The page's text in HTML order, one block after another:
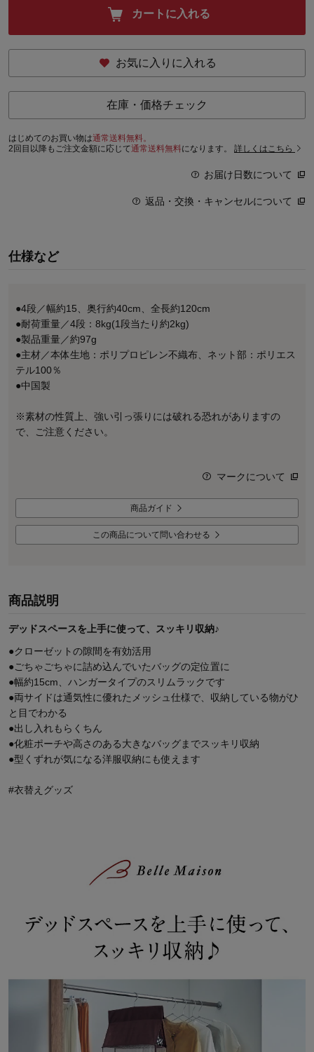
カートに入れる
お気に入りに入れる
在庫・価格チェック
はじめてのお買い物は通常送料無料。
2回目以降もご注文金額に応じて通常送料無料になります。 詳しくはこちら
お届け日数について
返品・交換・キャンセルについて
仕様など
●4段／幅約15、奥行約40cm、全長約120cm
●耐荷重量／4段：8kg(1段当たり約2kg)
●製品重量／約97g
●主材／本体生地：ポリプロピレン不織布、ネット部：ポリエス
テル100％
●中国製
※素材の性質上、強い引っ張りには破れる恐れがありますの
で、ご注意ください。
マークについて
商品ガイド
この商品について問い合わせる
商品説明
デッドスペースを上手に使って、スッキリ収納♪
●クローゼットの隙間を有効活用
●ごちゃごちゃに詰め込んでいたバッグの定位置に
●幅約15cm、ハンガータイプのスリムラックです
●両サイドは通気性に優れたメッシュ仕様で、収納している物がひ
と目でわかる
●出し入れもらくちん
●化粧ポーチや高さのある大きなバッグまでスッキリ収納
●型くずれが気になる洋服収納にも使えます
#衣替えグッズ